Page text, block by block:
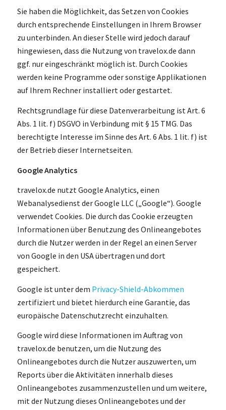
Sie haben die Möglichkeit, das Setzen von Cookies
durch entsprechende Einstellungen in Ihrem Browser
zu unterbinden. An dieser Stelle wird jedoch darauf
hingewiesen, dass die Nutzung von travelox.de dann
ggf. nur eingeschränkt möglich ist. Durch Cookies
werden keine Programme oder sonstige Applikationen
auf Ihrem Rechner installiert oder gestartet.
Rechtsgrundlage für diese Datenverarbeitung ist Art. 6
Abs. 1 lit. f) DSGVO in Verbindung mit § 15 TMG. Das
berechtigte Interesse im Sinne des Art. 6 Abs. 1 lit. f) ist
der Betrieb dieser Internetseiten.
Google Analytics
travelox.de nutzt Google Analytics, einen
Webanalysedienst der Google LLC („Google“). Google
verwendet Cookies. Die durch das Cookie erzeugten
Informationen über Benutzung des Onlineangebotes
durch die Nutzer werden in der Regel an einen Server
von Google in den USA übertragen und dort
gespeichert.
Google ist unter dem Privacy-Shield-Abkommen
zertifiziert und bietet hierdurch eine Garantie, das
europäische Datenschutzrecht einzuhalten.
Google wird diese Informationen im Auftrag von
travelox.de benutzen, um die Nutzung des
Onlineangebotes durch die Nutzer auszuwerten, um
Reports über die Aktivitäten innerhalb dieses
Onlineangebotes zusammenzustellen und um weitere,
mit der Nutzung dieses Onlineangebotes und der